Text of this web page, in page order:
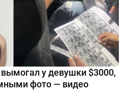
у девушки $3000,
фото — видео